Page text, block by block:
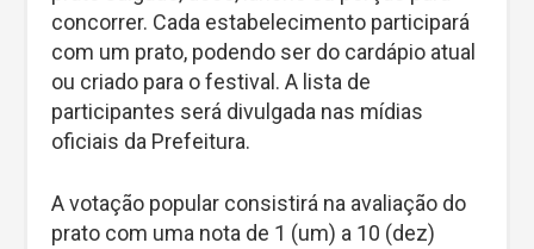
concorrer. Cada estabelecimento participará
com um prato, podendo ser do cardápio atual
ou criado para o festival. A lista de
participantes será divulgada nas mídias
oficiais da Prefeitura.
A votação popular consistirá na avaliação do
prato com uma nota de 1 (um) a 10 (dez)